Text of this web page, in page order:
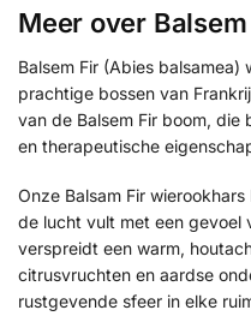
Meer over
Balsem Fir (Abies
prachtige bossen van
van de Balsem Fir boom,
en therapeutische
Onze Balsam Fir
de lucht vult met een gevoel
verspreidt een warm,
citrusvruchten en aardse
rustgevende sfeer in elke